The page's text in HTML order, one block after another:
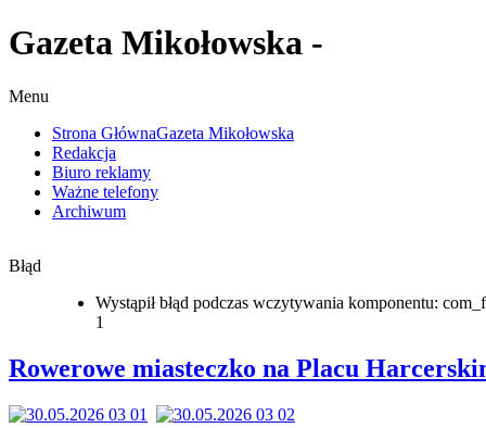
Gazeta Mikołowska -
Menu
Strona GłównaGazeta Mikołowska
Redakcja
Biuro reklamy
Ważne telefony
Archiwum
Błąd
Wystąpił błąd podczas wczytywania komponentu:
1
Rowerowe miasteczko na Placu